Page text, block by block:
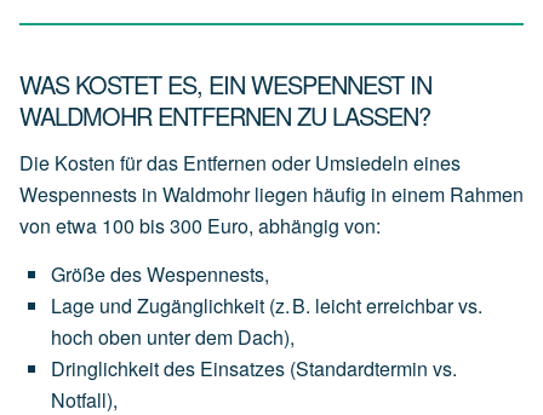
WAS KOSTET ES, EIN WESPENNEST IN
WALDMOHR ENTFERNEN ZU LASSEN?
Die Kosten für das Entfernen oder Umsiedeln eines
Wespennests in Waldmohr liegen häufig in einem Rahmen
von etwa 100 bis 300 Euro, abhängig von:
Größe des Wespennests,
Lage und Zugänglichkeit (z.B. leichterreichbarvs.
hoch oben unterdem Dach),
Dringlichkeit des Einsatzes (Standardtermin vs.
Notfall),